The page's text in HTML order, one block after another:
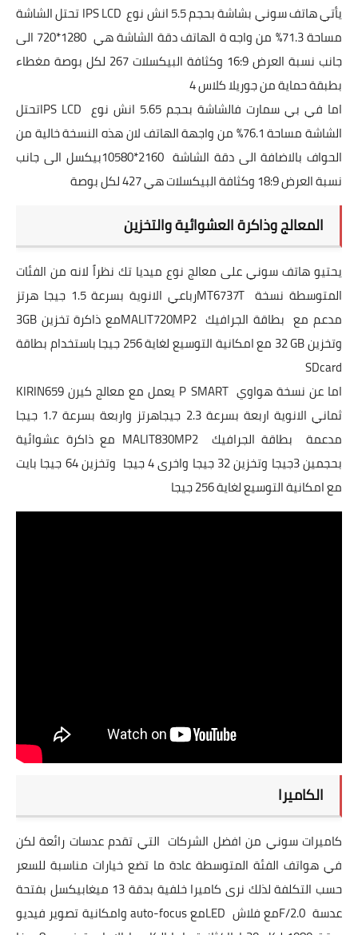
يأتي هاتف سوني بشاشة بحجم 5.5 انش نوع IPS LCDتحتل الشاشة
مساحة 71.3% من واجه ة الهاتف دقة الشاشة هي
720*1280 الى
جانب نسبة العرض 16:9 وكثافة البيكسلات 267 لكل بوصة مغطاء
بطبقة حماية من جوريلا كلاس 4
اما في بي سمارت فالشاشة بحجم 5.65 انش نوع
IPS LCDتحتل
الشاشة مساحة 76.1% من واجهة الهاتف لان هذه النسخة خالية من
الحواف بالاضافة الى دقة الشاشة 10580*2160بيكسل الى جانب
نسبة العرض 18:9 وكثافة البيكسلات هي 427 لكل بوصة
المعالج وذاكرة العشوائية والتخزين
يحتيو هاتف سوني على معالج نوع ميديا تك نظراً لانه من الفئات
المتوسطة نسخة MT6737T
رباعي الانوية بسرعة 1.5 جيجا هرتز
مدعم مع بطاقة الجرافيك MALIT720MP2مع ذاكرة تخزين 3GB
وتخزين32 GB مع امكانية التوسيع لغاية 256 جيجا باستخدام بطاقة
SDcard
اما عن نسخة هواوي P SMART يعمل مع معالج كيرنKIRIN659
ثماني الانوية اربعة بسرعة 2.3 جيجاهرتز واربعة بسرعة 1.7 جيجا
مدعمة
بطاقة الجرافيك MALIT830MP2 مع ذاكرة عشوائية
بحجمين 3جيجا وتخزين 32 جيجا واخرى 4 جيجا
وتخزين 64 جيجا بايت
مع امكانية التوسيع لغاية 256 جيجا
الكاميرا
كاميرات سوني من افضل الشركات التي تقدم عدسات رائعة لكن
في هواتف الفئة المتوسطة عادة ما تضع خيارات مناسبة للسعر
حسب التكلفة لذلك نرى كاميرا خلفية بدقة 13 ميغابيكسل بفتحة
عدسة F/2.0مع فلاش LED
مع auto-focus وامكانية تصوير فيديو